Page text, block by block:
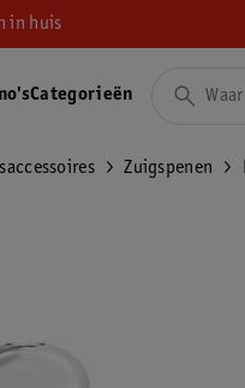
in huis
Categorieën
Zuigspenen